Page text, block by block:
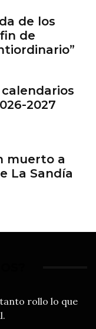
de los
de
2027
muerto a
La Sandía
rollo lo que